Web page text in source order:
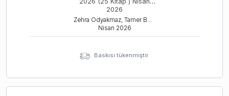
2026
Zehra Odyakmaz, Tamer Bozkurt, İsmail Ercan
Nisan 2026
Baskısı tükenmiştir.